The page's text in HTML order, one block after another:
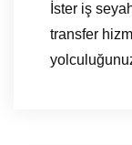
İster iş
transfer